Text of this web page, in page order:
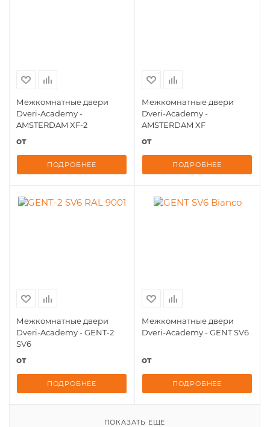
Межкомнатные двери
Dveri-Academy -
AMSTERDAM XF-2
от
ПОДРОБНЕЕ
Межкомнатные двери
Dveri-Academy -
AMSTERDAM XF
от
ПОДРОБНЕЕ
Межкомнатные двери
Dveri-Academy - GENT-2
SV6
от
ПОДРОБНЕЕ
Межкомнатные двери
Dveri-Academy - GENT SV6
от
ПОДРОБНЕЕ
ПОКАЗАТЬ ЕЩЕ